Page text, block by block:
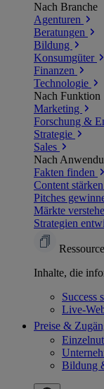
Nach Branche
Agenturen
Beratungen
Bildung
Konsumgüter
Finanzen
Technologie
Nach Funktion
Marketing
Forschung &
Strategie
Sales
Nach
Fakten finden
Content stärken
Pitches
Märkte
Strategien
Inhalte, die
Success
Live-
Preise &
Bildung